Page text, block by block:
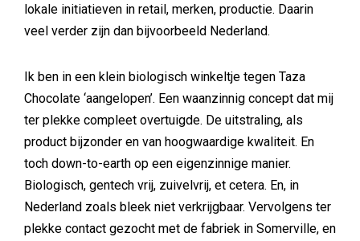
lokale initiatieven in retail, merken, productie. Daarin
veel verder zijn dan bijvoorbeeld Nederland.
Ik ben in een klein biologisch winkeltje tegen Taza
Chocolate ‘aangelopen’. Een waanzinnig concept dat mij
ter plekke compleet overtuigde. De uitstraling, als
product bijzonder en van hoogwaardige kwaliteit. En
toch down-to-earth op een eigenzinnige manier.
Biologisch, gentech vrij, zuivelvrij, et cetera. En, in
Nederland zoals bleek niet verkrijgbaar. Vervolgens ter
plekke contact gezocht met de fabriek in Somerville, en